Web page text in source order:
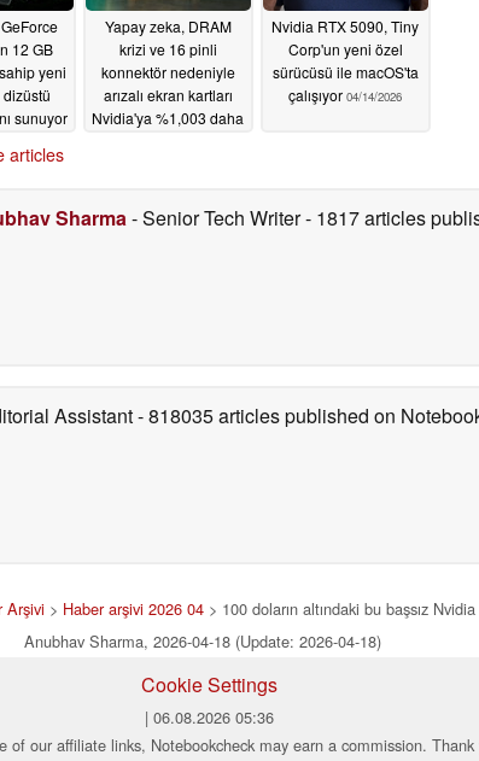
12 GB
yeni
sunuyor
Yapay zeka, DRAM
krizi ve 16 pinli
konnektör nedeniyle
arızalı ekran kartları
Nvidia'ya %1,003 daha
Nvidia RTX 5090, Tiny
Corp'un yeni özel
sürücüsü ile macOS'ta
çalışıyor 04/14/2026
articles
Sharma- Senior Tech Writer- 1817 articles
Assistant- 818035 articles published on
Arşivi > Haber arşivi 2026 04 > 100 doların altındaki bu başsız
Anubhav Sharma, 2026-04-18 (Update: 2026-04-18)
Cookie Settings
| 06.08.2026 05:36
of our affiliate links, Notebookcheck may earn a commission.